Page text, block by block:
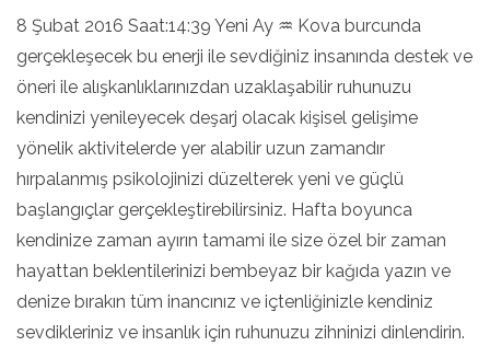
8 Şubat 2016 Saat:14:39 Yeni Ay ♒ Kova burcunda
gerçekleşecek bu enerji ile sevdiğiniz insanında destek ve
öneri ile alışkanlıklarınızdan uzaklaşabilir ruhunuzu
kendinizi yenileyecek deşarj olacak kişisel gelişime
yönelik aktivitelerde yer alabilir uzun zamandır
hırpalanmış psikolojinizi düzelterek yeni ve güçlü
başlangıçlar gerçekleştirebilirsiniz. Hafta boyunca
kendinize zaman ayırın tamami ile size özel bir zaman
hayattan beklentilerinizi bembeyaz bir kağıda yazın ve
denize bırakın tüm inancınız ve içtenliğinizle kendiniz
sevdikleriniz ve insanlık için ruhunuzu zihninizi dinlendirin.